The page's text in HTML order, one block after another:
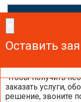
Оставить
Чтобы получить
заказать услуги,
решение, звоните
Оставить